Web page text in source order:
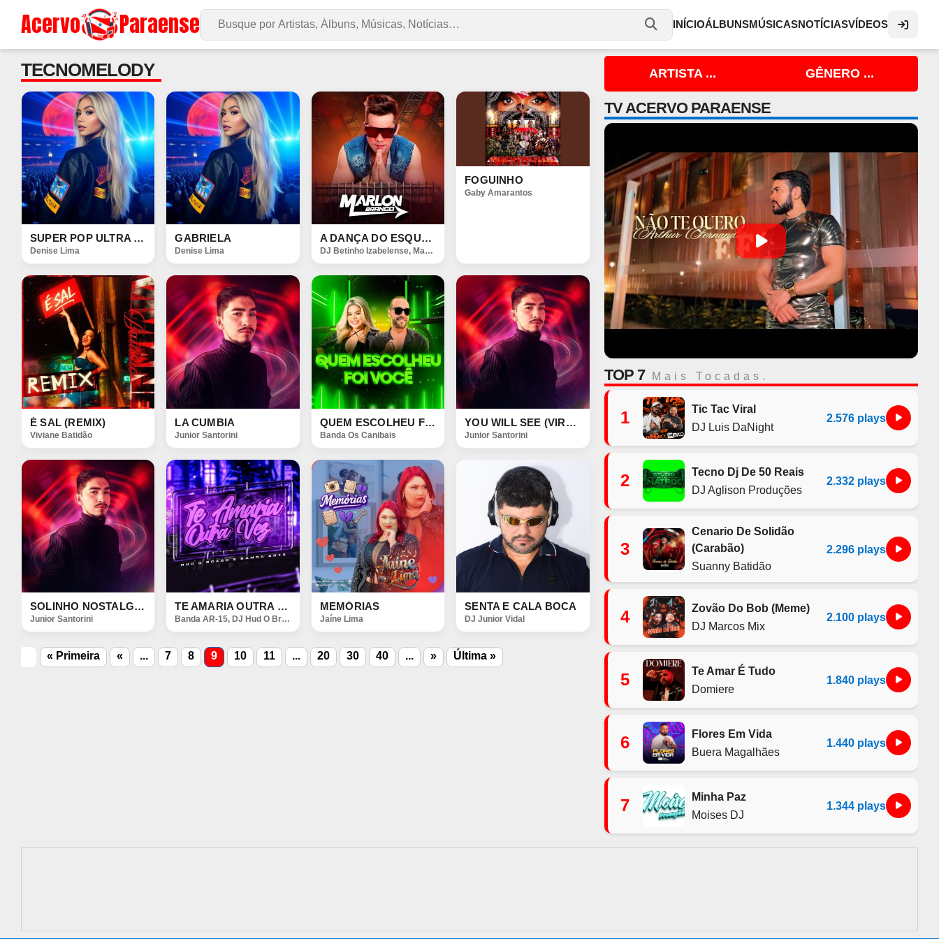
Acervo Paraense Buscar no Site
INÍCIOÁLBUNSMÚSICASNOTÍCIASVÍDEOS
TECNOMELODY
SUPER POP ULTRA LIVE
Denise Lima
GABRIELA
Denise Lima
A DANÇA DO ESQUELETO 2
DJ Betinho Izabelense, Marlon Branco
FOGUINHO
Gaby Amarantos
É SAL (REMIX)
Viviane Batidão
LA CUMBIA
Junior Santorini
QUEM ESCOLHEU FOI VOCÊ
Banda Os Canibais
YOU WILL SEE (VIRAL SONG)
Junior Santorini
SOLINHO NOSTALGICO
Junior Santorini
TE AMARIA OUTRA VEZ (REMIX)
Banda AR-15, DJ Hud O Brabo
MEMÓRIAS
Jaíne Lima
SENTA E CALA BOCA
DJ Junior Vidal
« Primeira « ... 7 8 9 10 11 ... 20 30 40 ... » Última »
ARTISTA ... GÊNERO ...
TV ACERVO PARAENSE
TOP 7 Mais Tocadas.
1
Tic Tac Viral
DJ Luis DaNight
2.576 plays
2
Tecno Dj De 50 Reais
DJ Aglison Produções
2.332 plays
3
Cenario De Solidão
(Carabão)
Suanny Batidão
2.296 plays
4
Zovão Do Bob (Meme)
DJ Marcos Mix
2.100 plays
5
Te Amar É Tudo
Domiere
1.840 plays
6
Flores Em Vida
Buera Magalhães
1.440 plays
7
Minha Paz
Moises DJ
1.344 plays